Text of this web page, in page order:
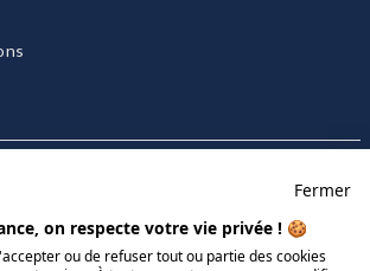
Fermer
on respecte votre vie privée ! 🍪
ou de refuser tout ou partie des cookies